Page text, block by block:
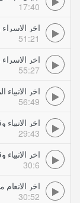
17:40
51:21
55:27
اخر
56:49
29:43
30:6
30:52